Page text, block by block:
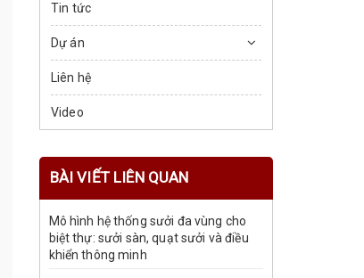
Tin tức
Dự án
Liên hệ
Video
BÀI VIẾT LIÊN QUAN
Mô hình hệ thống sưởi đa vùng cho
biệt thự: sưởi sàn, quạt sưởi và điều
khiển thông minh